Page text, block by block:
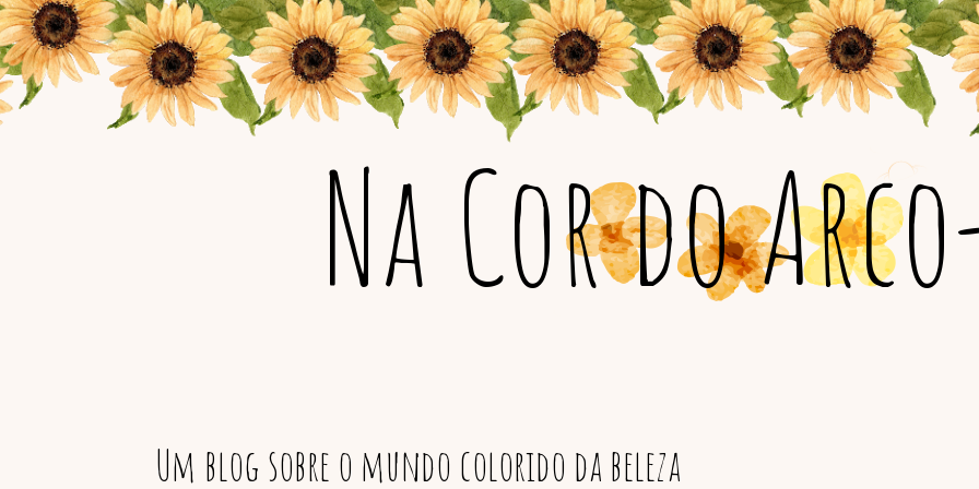
Na Cor do
Um blog sobre o mundo colorido da beleza